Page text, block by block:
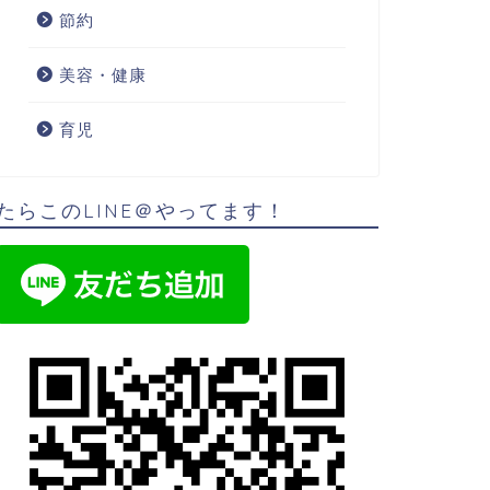
節約
美容・健康
育児
らこのLINE＠やってます！